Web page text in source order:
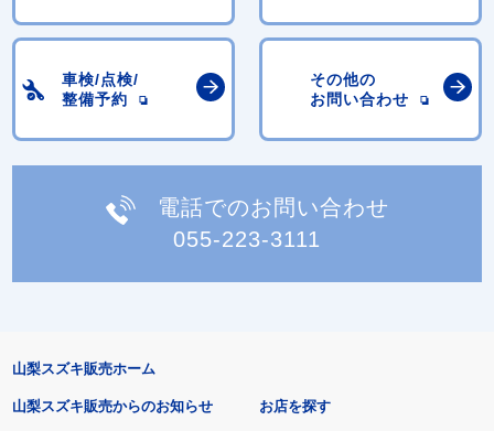
車検/点検/
整備予約
その他の
お問い合わせ
電話でのお問い合わせ
055-223-3111
山梨スズキ販売ホーム
山梨スズキ販売からのお知らせ お店を探す